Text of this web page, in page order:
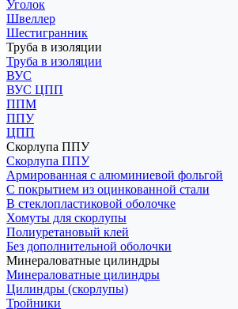
Уголок
Швеллер
Шестигранник
Труба в изоляции
Труба в изоляции
ВУС
ВУС ЦПП
ППМ
ППУ
ЦПП
Скорлупа ППУ
Скорлупа ППУ
Армированная с алюминиевой фольгой
С покрытием из оцинкованной стали
В стеклопластиковой оболочке
Хомуты для скорлупы
Полиуретановый клей
Без дополнительной оболочки
Минераловатные цилиндры
Минераловатные цилиндры
Цилиндры (скорлупы)
Тройники